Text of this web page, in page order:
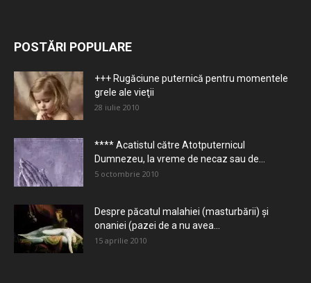
POSTĂRI POPULARE
+++ Rugăciune puternică pentru momentele
grele ale vieţii
28 iulie 2010
**** Acatistul către Atotputernicul
Dumnezeu, la vreme de necaz sau de...
5 octombrie 2010
Despre păcatul malahiei (masturbării) şi
onaniei (pazei de a nu avea...
15 aprilie 2010